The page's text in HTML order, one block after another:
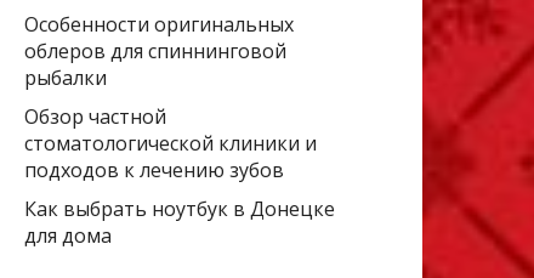
Особенности оригинальных
облеров для спиннинговой
рыбалки
Обзор частной
стоматологической клиники и
подходов к лечению зубов
Как выбрать ноутбук в Донецке
для дома